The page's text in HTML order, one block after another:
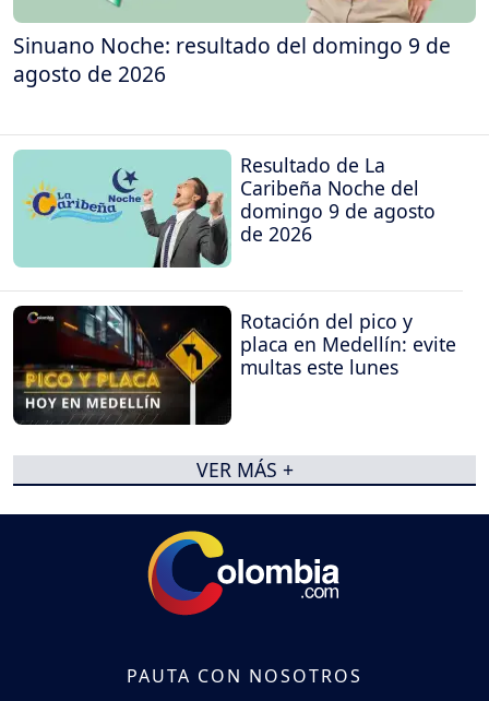
Sinuano Noche: resultado del domingo 9 de
agosto de 2026
Resultado de La
Caribeña Noche del
domingo 9 de agosto
de 2026
Rotación del pico y
placa en Medellín: evite
multas este lunes
VER MÁS +
PAUTA CON NOSOTROS